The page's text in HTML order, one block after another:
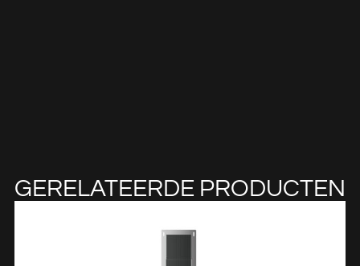
GERELATEERDE PRODUCTEN